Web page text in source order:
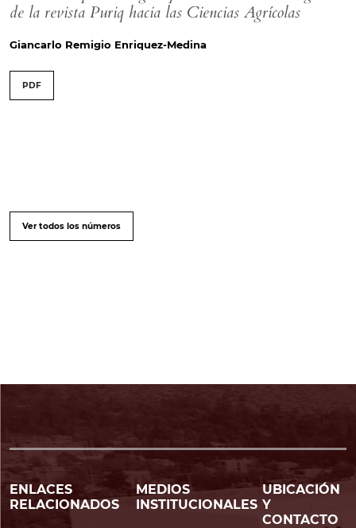
de la revista Puriq hacia las Ciencias Agrícolas
Giancarlo Remigio Enriquez-Medina
PDF
Ver todos los números
ENLACES
RELACIONADOS
MEDIOS
INSTITUCIONALES
UBICACIÓN
Y
CONTACTO